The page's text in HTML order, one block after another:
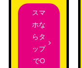
スマ
ホな
らタ
ップ
でO